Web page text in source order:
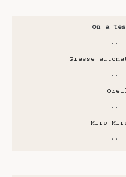
On a
Presse
Miro